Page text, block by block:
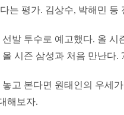
는 평가. 김상수, 박해민 등
발 투수로 예고했다. 올
올 시즌 삼성과 처음 만난다.
고 본다면 원태인의 우세
해보자.